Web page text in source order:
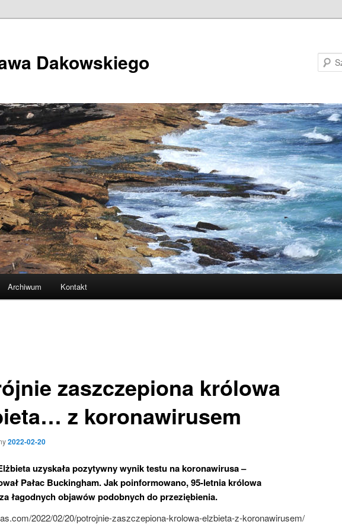
Dakowskiego
Archiwum Kontakt
zaszczepiona królowa
z koronawirusem
2022-02-20
uzyskała pozytywny wynik testu na koronawirusa –
Pałac Buckingham.Jak poinformowano, 95-letnia królowa
łagodnych objawów podobnych do przeziębienia.
2022/02/20/potrojnie-zaszczepiona-krolowa-elzbieta-z-koronawirusem/